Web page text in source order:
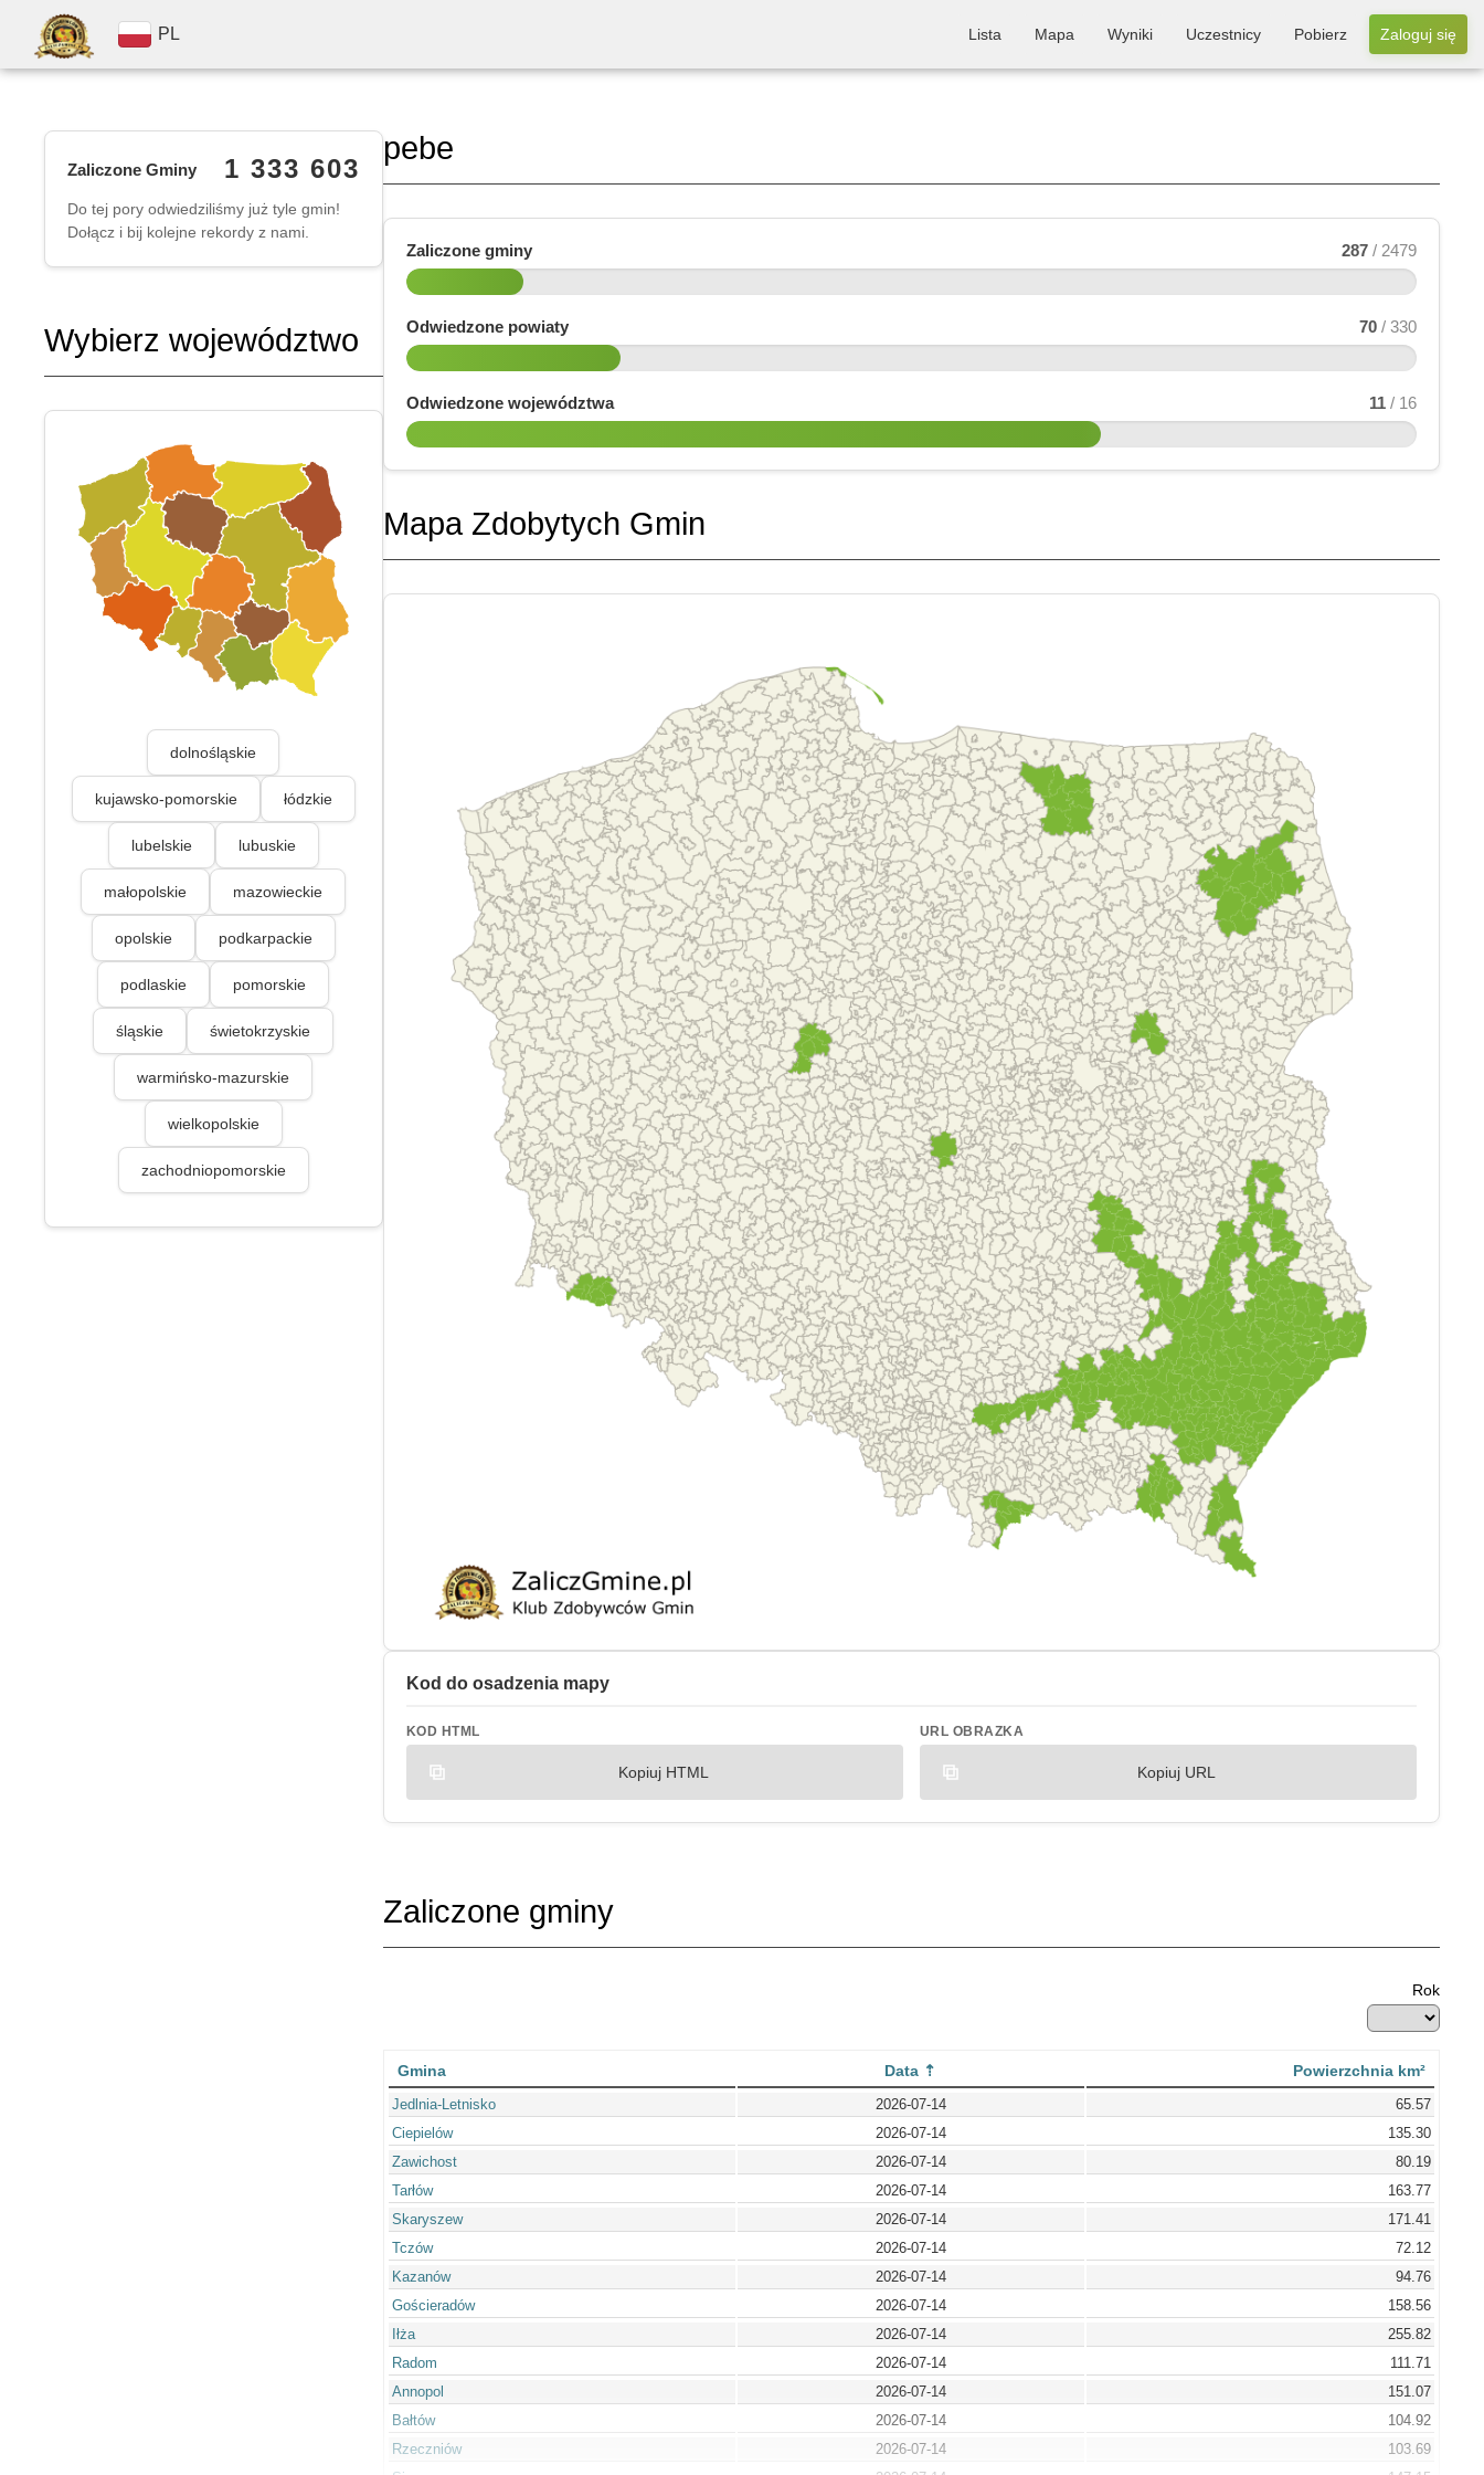
PL Lista Mapa Wyniki Uczestnicy Pobierz Zaloguj się
Zaliczone Gminy 1 333 603
Do tej pory odwiedziliśmy już tyle gmin!
Dołącz i bij kolejne rekordy z nami.
Wybierz województwo
dolnośląskie
kujawsko-pomorskie łódzkie
lubelskie lubuskie
małopolskie mazowieckie
opolskie podkarpackie
podlaskie pomorskie
śląskie świetokrzyskie
warmińsko-mazurskie
wielkopolskie
zachodniopomorskie
pebe
Zaliczone gminy 287 / 2479
Odwiedzone powiaty 70 / 330
Odwiedzone województwa 11 / 16
Mapa Zdobytych Gmin
Kod do osadzenia mapy
KOD HTML
Kopiuj HTML
URL OBRAZKA
Kopiuj URL
Zaliczone gminy
Rok
Gmina Data Powierzchnia km²
Jedlnia-Letnisko 2026-07-14
65.57
Ciepielów
2026-07-14
135.30
Zawichost
2026-07-14
80.19
Tarłów
2026-07-14
163.77
Skaryszew
2026-07-14
171.41
Tczów
2026-07-14
72.12
Kazanów
2026-07-14
94.76
Gościeradów
2026-07-14
158.56
Iłża
2026-07-14
255.82
Radom
2026-07-14
111.71
Annopol
2026-07-14
151.07
Bałtów
2026-07-14
104.92
Rzeczniów
2026-07-14
103.69